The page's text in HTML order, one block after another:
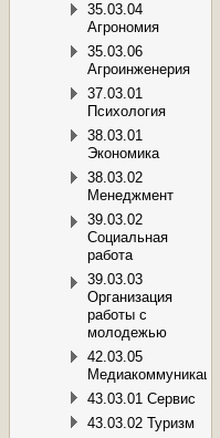
35.03.04
Агрономия
35.03.06
Агроинженерия
37.03.01
Психология
38.03.01
Экономика
38.03.02
Менеджмент
39.03.02
Социальная
работа
39.03.03
Организация
работы с
молодежью
42.03.05
Медиакоммуникации
43.03.01 Сервис
43.03.02 Туризм